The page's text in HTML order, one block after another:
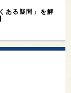
ある疑問」を解